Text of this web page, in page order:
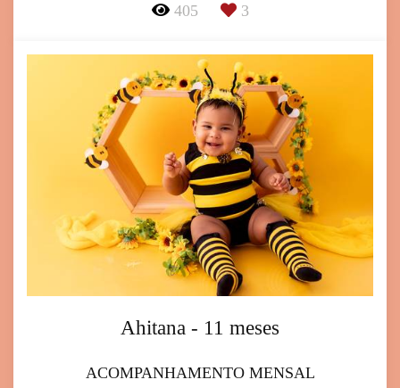
405 3
Ahitana - 11 meses
ACOMPANHAMENTO MENSAL